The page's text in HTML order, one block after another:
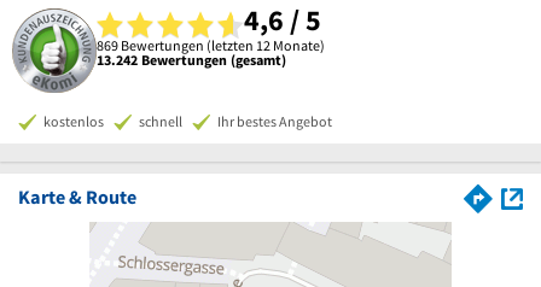
4,6 / 5
869 Bewertungen (letzten 12 Monate)
13.242 Bewertungen (gesamt)
kostenlos schnell Ihr bestes Angebot
Karte & Route